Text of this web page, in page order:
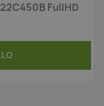
FullHD